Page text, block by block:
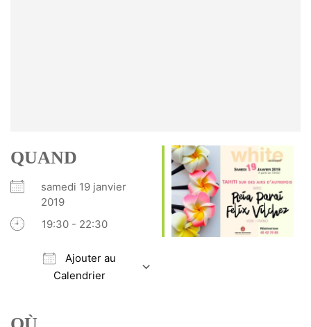
QUAND
samedi 19 janvier
2019
19:30 - 22:30
Ajouter au
Calendrier